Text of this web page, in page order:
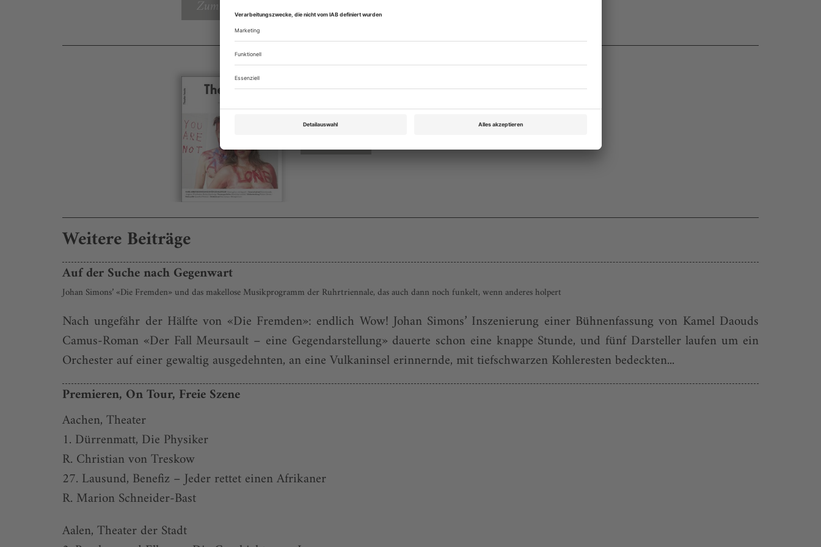
Zum Inhaltsverzeichnis
Rubrik: Aufführungen, Seite 18
von Wolfgang Kralicek
Weitere Beiträge
Auf der Suche nach Gegenwart
Johan Simons’ «Die Fremden» und das makellose Musikprogramm der Ruhrtriennale, das auch dann noch funkelt, wenn anderes holpert
Nach ungefähr der Hälfte von «Die Fremden»: endlich Wow! Johan Simons’ Inszenierung einer Bühnenfassung von Kamel Daouds
Camus-Roman «Der Fall Meur­­sault – eine Gegendarstellung» dauerte schon eine knappe Stunde, und fünf Darsteller laufen um ein
Orchester auf einer gewaltig ausgedehnten, an eine Vulkaninsel erinnernde, mit tiefschwarzen Kohleresten bedeckten...
Premieren, On Tour, Freie Szene
Aachen, Theater
1. Dürrenmatt, Die Physiker
R. Christian von Treskow
27. Lausund, Benefiz – ­Jeder rettet einen Afrikaner
R. Marion Schneider-Bast
Aalen, Theater der Stadt